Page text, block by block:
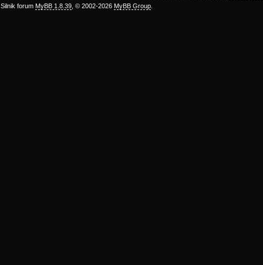
Silnik forum MyBB 1.8.39 , © 2002-2026 MyBB Group